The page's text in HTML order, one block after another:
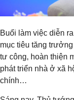
Buổi làm việc diễn
mục tiêu tăng
tư công, hoàn thiện
phát triển nhà ở xã
chính…